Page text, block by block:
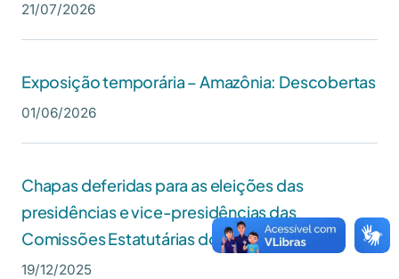
21/07/2026
Exposição temporária – Amazônia: Descobertas
01/06/2026
Chapas deferidas para as eleições das
presidências e vice-presidências das
Comissões Estatutárias do MZUSP
19/12/2025